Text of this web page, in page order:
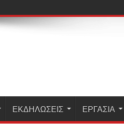
ΕΚΔΗΛΏΣΕΙΣ ΕΡΓΑΣΊΑ